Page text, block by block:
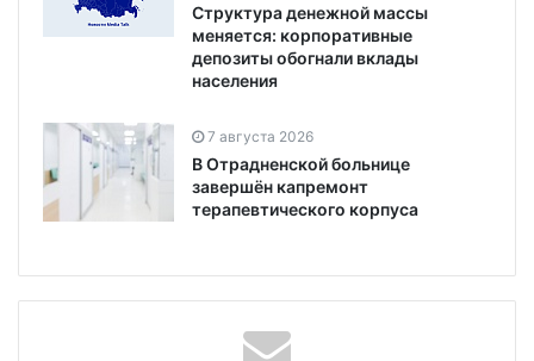
Структура денежной массы
меняется: корпоративные
депозиты обогнали вклады
населения
7 августа 2026
В Отрадненской больнице
завершён капремонт
терапевтического корпуса